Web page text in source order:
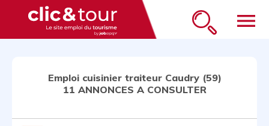
menu
Emploi cuisinier traiteur Caudry (59)
11 ANNONCES A CONSULTER